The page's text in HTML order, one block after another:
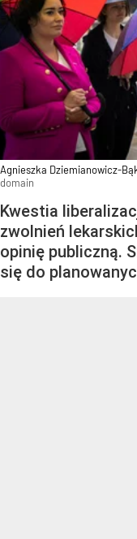
Agnieszka Dziemianowicz-
domain
Kwestia
zwolnień
opinię publiczną.
się do